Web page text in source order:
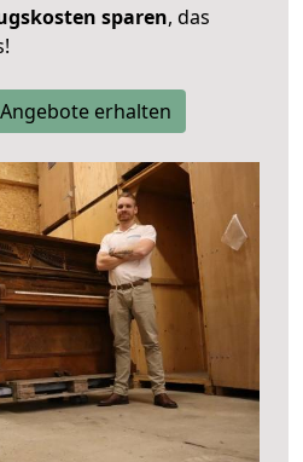
sparen, das
erhalten